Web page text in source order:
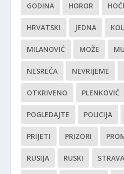
GODINA HOROR
HRVATSKI JEDNA
MILANOVIĆ MOŽE
NESREĆA NEVRIJEME
OTKRIVENO PLENKOVIĆ
POGLEDAJTE POLICIJA
PRIJETI PRIZORI
RUSIJA RUSKI STRAVA